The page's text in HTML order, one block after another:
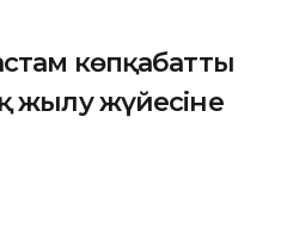
көпқабатты
жылу жүйесіне